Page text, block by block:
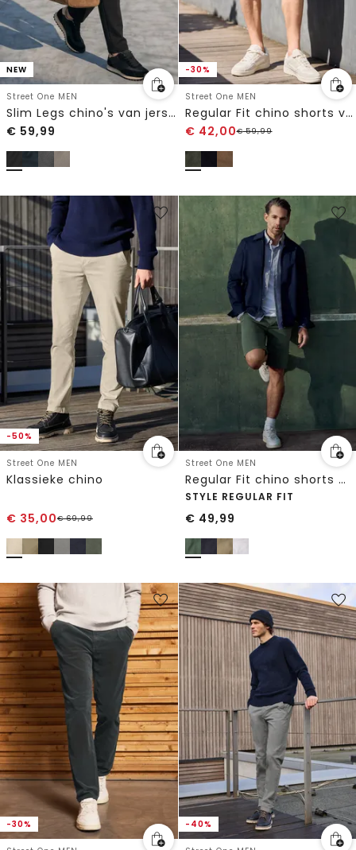
NEW
Street One MEN
Slim Legs chino's van jersey met flexibele tailleband
€ 59,99
-30%
Street One MEN
Regular Fit chino shorts van corduroy
€ 42,00€59,99
-50%
Street One MEN
Klassieke chino
€ 35,00€69,99
Street One MEN
Regular Fit chino shorts met zakken
STYLE REGULAR FIT
€ 49,99
-30% -40%